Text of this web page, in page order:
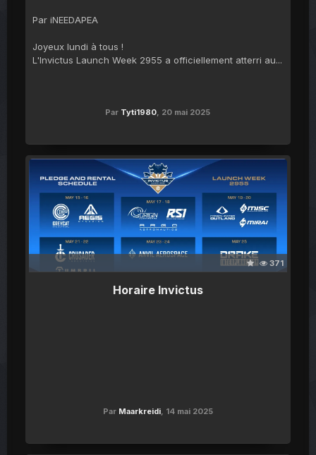
Par iNEEDAPEA
Joyeux lundi à tous !
L'Invictus Launch Week 2955 a officiellement atterri au...
Par Tyti1980, 20 mai 2025
371
Horaire Invictus
Par Maarkreidi, 14 mai 2025